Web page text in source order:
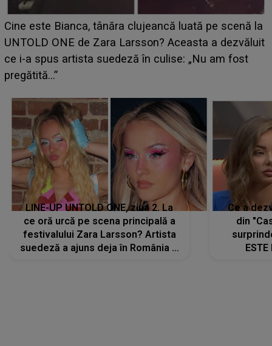
HOROSCOP 11 august 2026. Marte intră în Rac și
aduce tensiuni uriașe pentru o zodie! Conflictele
izbucnesc din senin în jurul ei, iar o situație dificilă
scapă de sub control
LINE-UP UNTOLD ONE, ziua 2. La
ce oră urcă pe scena principală a
festivalului Zara Larsson? Artista
suedeză a ajuns deja în România și
Ce a
din